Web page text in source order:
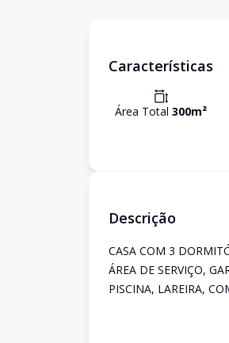
Características
Área Total 300m²
Descrição
CASA COM 3
ÁREA DE SERVIÇO,
PISCINA, LAREIRA,